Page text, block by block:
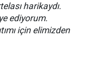
harikaydı.
ediyorum.
için elimizden